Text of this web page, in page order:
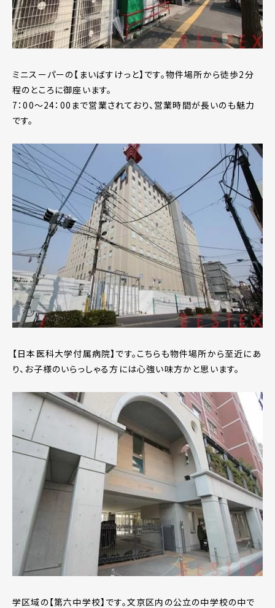
ミニスーパーの【まいばすけっと】です。物件場所から徒歩2分
程のところに御座います。
7：00～24：00まで営業されており、営業時間が長いのも魅力
です。
【日本医科大学付属病院】です。こちらも物件場所から至近にあ
り、お子様のいらっしゃる方には心強い味方かと思います。
学区域の【第六中学校】です。文京区内の公立の中学校の中で